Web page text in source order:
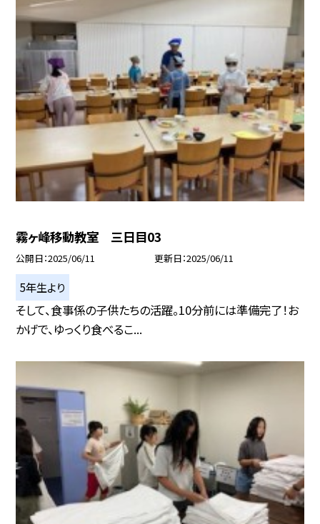
霧ヶ峰移動教室 三日目03
公開日 2025/06/11 更新日 2025/06/11
5年生より
そして、食事係の子供たちの活躍。10分前には準備完了！お
かげで、ゆっくり食べるこ...